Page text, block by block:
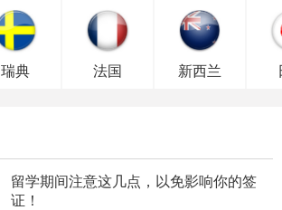
瑞典 法国 新西兰
留学期间注意这几点，以免影响你的签
证！